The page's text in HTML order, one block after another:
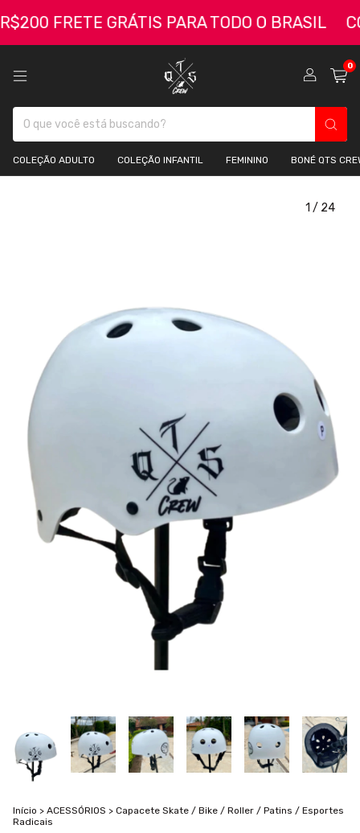
FRETE GRÁTIS PARA TODO O BRASIL
0
COLEÇÃO ADULTO COLEÇÃO INFANTIL FEMININO BONÉ QTS
1 / 24
Início > ACESSÓRIOS > Capacete Skate / Bike / Roller / Patins / Esportes
Radicais